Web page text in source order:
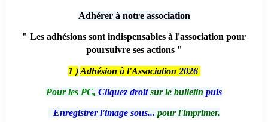
Adhérer à notre association
" Les adhésions sont indispensables à l'association pour
poursuivre ses actions "
1 ) Adhésion à l'Association 2026
Pour les PC, Cliquez droitsur le bulletin puis
Enregistrer l'image sous... pour l'imprimer.